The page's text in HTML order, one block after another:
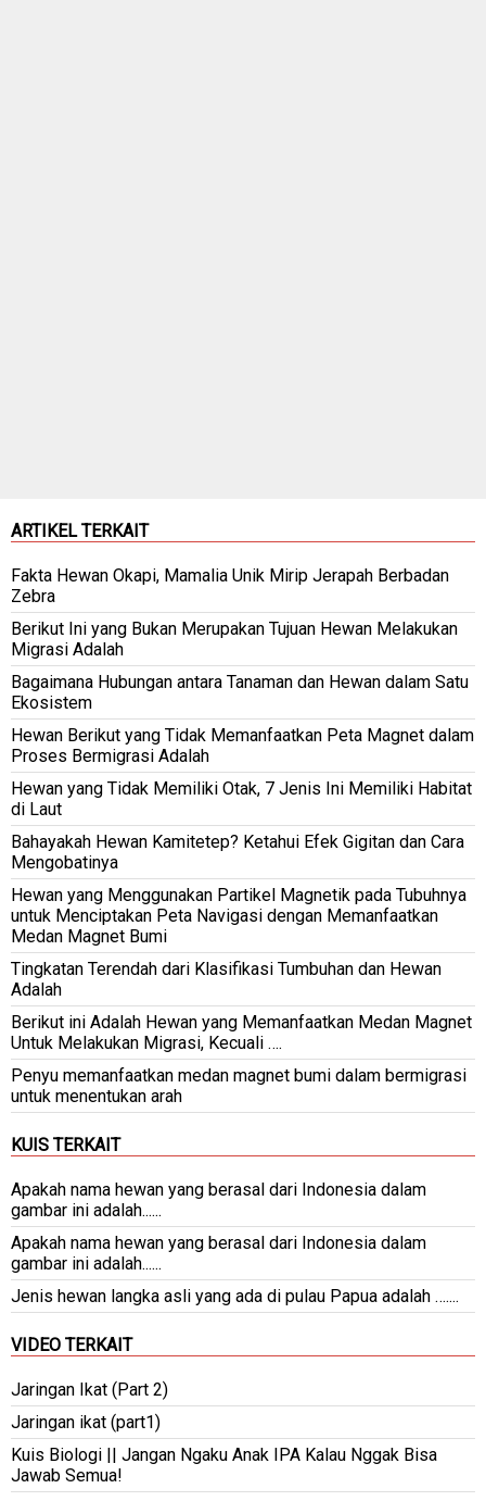
ARTIKEL TERKAIT
Fakta Hewan Okapi, Mamalia Unik Mirip Jerapah Berbadan
Zebra
Berikut Ini yang Bukan Merupakan Tujuan Hewan Melakukan
Migrasi Adalah
Bagaimana Hubungan antara Tanaman dan Hewan dalam Satu
Ekosistem
Hewan Berikut yang Tidak Memanfaatkan Peta Magnet dalam
Proses Bermigrasi Adalah
Hewan yang Tidak Memiliki Otak, 7 Jenis Ini Memiliki Habitat
di Laut
Bahayakah Hewan Kamitetep? Ketahui Efek Gigitan dan Cara
Mengobatinya
Hewan yang Menggunakan Partikel Magnetik pada Tubuhnya
untuk Menciptakan Peta Navigasi dengan Memanfaatkan
Medan Magnet Bumi
Tingkatan Terendah dari Klasifikasi Tumbuhan dan Hewan
Adalah
Berikut ini Adalah Hewan yang Memanfaatkan Medan Magnet
Untuk Melakukan Migrasi, Kecuali ….
Penyu memanfaatkan medan magnet bumi dalam bermigrasi
untuk menentukan arah
KUIS TERKAIT
Apakah nama hewan yang berasal dari Indonesia dalam
gambar ini adalah......
Apakah nama hewan yang berasal dari Indonesia dalam
gambar ini adalah......
Jenis hewan langka asli yang ada di pulau Papua adalah …....
VIDEO TERKAIT
Jaringan Ikat (Part 2)
Jaringan ikat (part1)
Kuis Biologi || Jangan Ngaku Anak IPA Kalau Nggak Bisa
Jawab Semua!